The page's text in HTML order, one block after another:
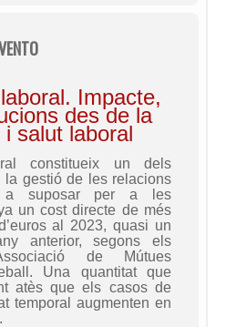
Impacte,
des de la
salut laboral
constitueix un dels
la gestió de les relacions
a suposar per a les
un cost directe de més
al 2023, quasi un
anterior, segons els
de Mútues
Una quantitat que
atès que els casos de
temporal augmenten en